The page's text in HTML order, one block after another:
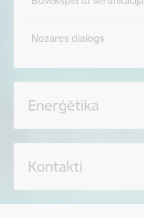
Nozares dialogs
Enerģētika
Kontakti